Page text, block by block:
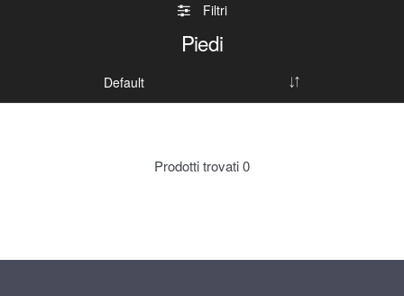
Filtri
Piedi
Prodotti trovati0